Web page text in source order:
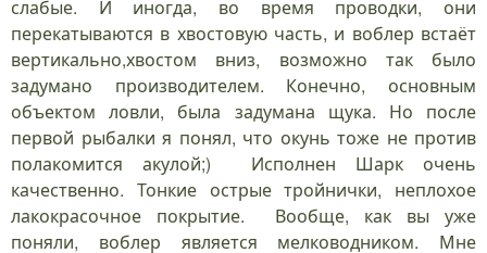
слабые. И иногда, во время проводки, они
перекатываются в хвостовую часть, и воблер встаёт
вертикально,хвостом вниз, возможно так было
задумано производителем. Конечно, основным
объектом ловли, была задумана щука. Но после
первой рыбалки я понял, что окунь тоже не против
полакомится акулой;) Исполнен Шарк очень
качественно. Тонкие острые тройнички, неплохое
лакокрасочное покрытие. Вообще, как вы уже
поняли, воблер является мелководником. Мне